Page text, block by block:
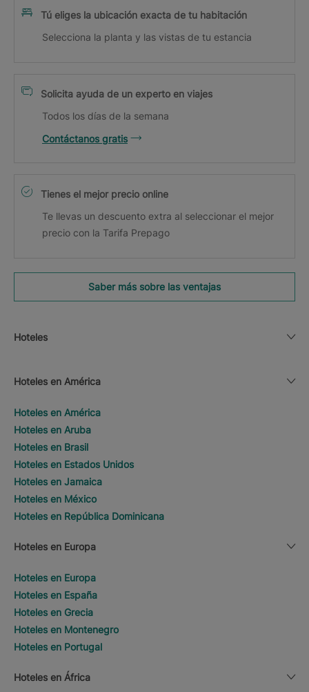
Tú eliges la ubicación exacta de tu habitación
Selecciona la planta y las vistas de tu estancia
Solicita ayuda de un experto en viajes
Todos los días de la semana
Contáctanos gratis
Tienes el mejor precio online
Te llevas un descuento extra al seleccionar el mejor
precio con la Tarifa Prepago
Saber más sobre las ventajas
Hoteles
Hoteles en América
Hoteles en América
Hoteles en Aruba
Hoteles en Brasil
Hoteles en Estados Unidos
Hoteles en Jamaica
Hoteles en México
Hoteles en República Dominicana
Hoteles en Europa
Hoteles en Europa
Hoteles en España
Hoteles en Grecia
Hoteles en Montenegro
Hoteles en Portugal
Hoteles en África